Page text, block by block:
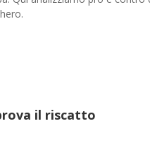
il riscatto